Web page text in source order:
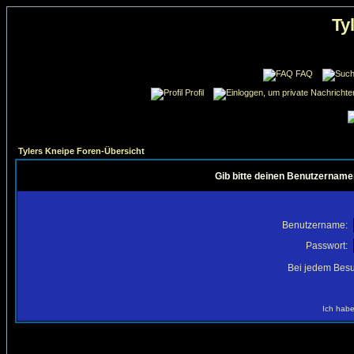
FAQ
Profil
Tylers Kneipe Foren-Übersicht
Gib bitte deinen
Benutzername:
Passwort:
Bei jedem
Ich